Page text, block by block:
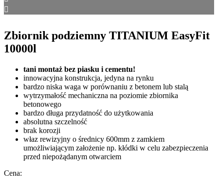
Zbiornik podziemny TITANIUM EasyFit
10000l
tani montaż bez piasku i cementu!
innowacyjna konstrukcja, jedyna na rynku
bardzo niska waga w porównaniu z betonem lub stalą
wytrzymałość mechaniczna na poziomie zbiornika
betonowego
bardzo długa przydatność do użytkowania
absolutna szczelność
brak korozji
właz rewizyjny o średnicy 600mm z zamkiem
umożliwiającym założenie np. kłódki w celu zabezpieczenia
przed niepożądanym otwarciem
Cena: